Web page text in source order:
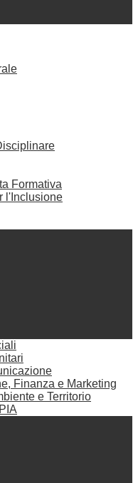
Formativa
l'Inclusione
Finanza e Marketing
e Territorio